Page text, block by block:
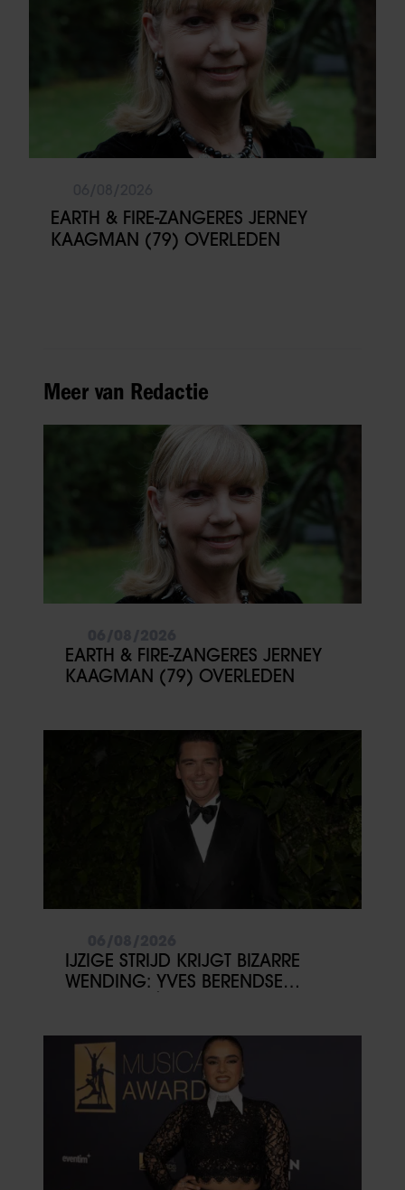
EARTH & FIRE-ZANGERES JERNEY
KAAGMAN (79) OVERLEDEN
Meer van Redactie
EARTH & FIRE-ZANGERES JERNEY
KAAGMAN (79) OVERLEDEN
IJZIGE STRIJD KRIJGT BIZARRE
WENDING: YVES BERENDSE